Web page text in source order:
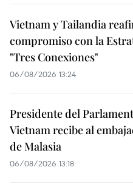
Vietnam y Tailandia
compromiso con la
"Tres Conexiones"
06/08/2026 13:24
Presidente del
Vietnam recibe al
de Malasia
06/08/2026 13:18